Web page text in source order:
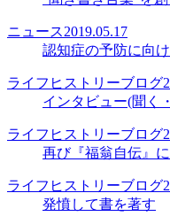
ニュース2019.05.17
認知症の予防に向
ライフヒストリーブログ
インタビュー(聞く
ライフヒストリーブログ
再び『福翁自伝』
ライフヒストリーブログ
発憤して書を著す